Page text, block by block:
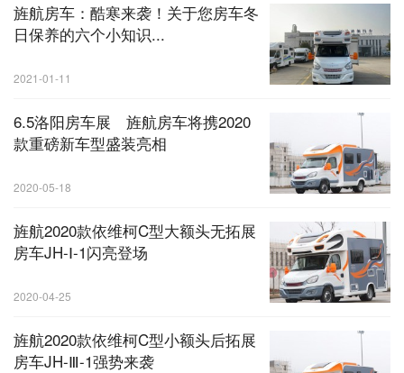
旌航房车：酷寒来袭！关于您房车冬
日保养的六个小知识...
2021-01-11
6.5洛阳房车展 旌航房车将携2020
款重磅新车型盛装亮相
2020-05-18
旌航2020款依维柯C型大额头无拓展
房车JH-Ⅰ-1闪亮登场
2020-04-25
旌航2020款依维柯C型小额头后拓展
房车JH-Ⅲ-1强势来袭